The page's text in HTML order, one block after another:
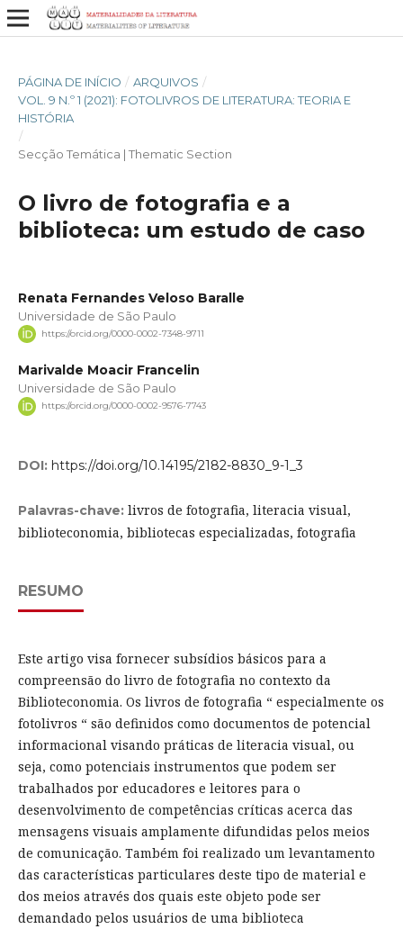
PÁGINA DE INÍCIO / ARQUIVOS /
VOL. 9 N.º 1 (2021): FOTOLIVROS DE LITERATURA: TEORIA E
HISTÓRIA
/
Secção Temática | Thematic Section
O livro de fotografia e a
biblioteca: um estudo de caso
Renata Fernandes Veloso Baralle
Universidade de São Paulo
https://orcid.org/0000-0002-7348-9711
Marivalde Moacir Francelin
Universidade de São Paulo
https://orcid.org/0000-0002-9576-7743
DOI: https://doi.org/10.14195/2182-8830_9-1_3
Palavras-chave: livros de fotografia, literacia visual,
biblioteconomia, bibliotecas especializadas, fotografia
RESUMO
Este artigo visa fornecer subsídios básicos para a
compreensão do livro de fotografia no contexto da
Biblioteconomia. Os livros de fotografia “ especialmente os
fotolivros “ são definidos como documentos de potencial
informacional visando práticas de literacia visual, ou
seja, como potenciais instrumentos que podem ser
trabalhados por educadores e leitores para o
desenvolvimento de competências críticas acerca das
mensagens visuais amplamente difundidas pelos meios
de comunicação. Também foi realizado um levantamento
das características particulares deste tipo de material e
dos meios através dos quais este objeto pode ser
demandado pelos usuários de uma biblioteca